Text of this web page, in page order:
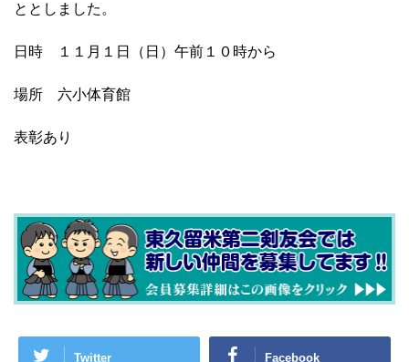
ととしました。
日時 １１月１日（日）午前１０時から
場所 六小体育館
表彰あり
Twitter Facebook